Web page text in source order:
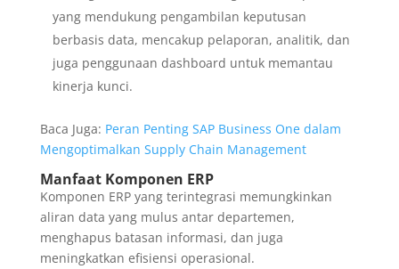
yang mendukung pengambilan keputusan
berbasis data, mencakup pelaporan, analitik, dan
juga penggunaan dashboard untuk memantau
kinerja kunci.
Baca Juga: Peran Penting SAP Business One dalam
Mengoptimalkan Supply Chain Management
Manfaat Komponen ERP
Komponen ERP yang terintegrasi memungkinkan
aliran data yang mulus antar departemen,
menghapus batasan informasi, dan juga
meningkatkan efisiensi operasional.